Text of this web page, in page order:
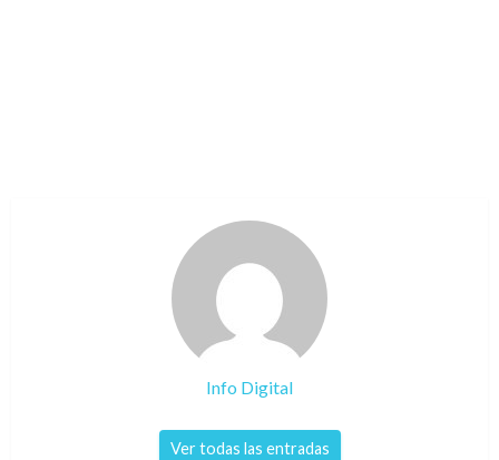
Info Digital
Ver todas las entradas